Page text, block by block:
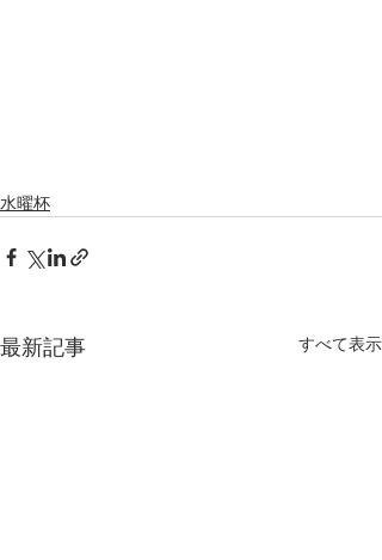
水曜杯
最新記事 すべて表示